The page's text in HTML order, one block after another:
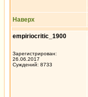
Наверх
empiriocritic_1900
Зарегистрирован:
26.06.2017
Суждений: 8733